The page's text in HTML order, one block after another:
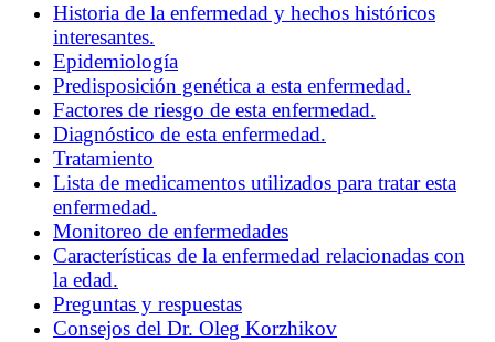
Historia de la enfermedad y hechos históricos
interesantes.
Epidemiología
Predisposición genética a esta enfermedad.
Factores de riesgo de esta enfermedad.
Diagnóstico de esta enfermedad.
Tratamiento
Lista de medicamentos utilizados para tratar esta
enfermedad.
Monitoreo de enfermedades
Características de la enfermedad relacionadas con
la edad.
Preguntas y respuestas
Consejos del Dr. Oleg Korzhikov